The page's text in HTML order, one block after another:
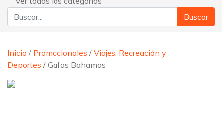
Buscar:
Inicio / Promocionales / Viajes, Recreación y
Deportes / Gafas Bahamas